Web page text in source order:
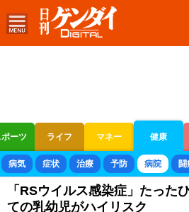
ーツ ライフ マネー 健康
ボートレース 競輪 オートレース
病気 症状 治療 予防 病院 闘
「RSウイルス感染症」たっ
ての乳幼児がハイリスク